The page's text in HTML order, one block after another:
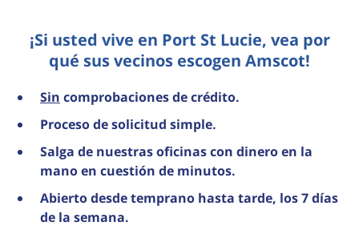
¡Si usted vive en Port St Lucie, vea por
qué sus vecinos escogen Amscot!
Sin comprobaciones de crédito.
Proceso de solicitud simple.
Salga de nuestras oficinas con dinero en la
mano en cuestión de minutos.
Abierto desde temprano hasta tarde, los 7 días
de la semana.